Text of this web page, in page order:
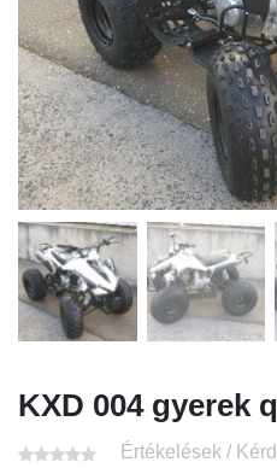
KXD 004 gyerek
Értékelések /